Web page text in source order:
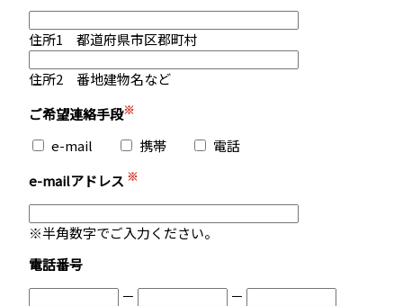
住所1 都道府県市区郡町村
住所2 番地建物名など
ご希望連絡手段※
e-mail 携帯
電話
e-mailアドレス ※
※半角数字でご入力ください。
電話番号
－
－